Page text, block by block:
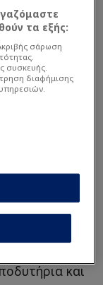
στη
επέλεξαν να
μετά την
Πλέον,
να
αποτελώντας
θεωρείται
και
τα εξής:
σάρωση
συσκευής.
διαφήμισης